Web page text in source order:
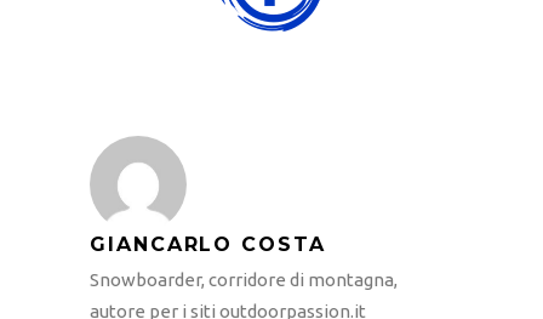
GIANCARLO COSTA
Snowboarder, corridore di montagna,
autore per i siti outdoorpassion.it